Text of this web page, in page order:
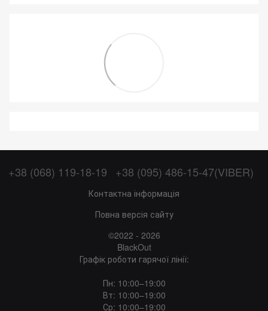
+38 (068) 119-18-19 +38 (095) 486-15-47(VIBER)
Контактна інформація
Повна версія сайту
©2022 - 2026
BlackOut
Графік роботи гарячої лінії:
Пн: 10:00–19:00
Вт: 10:00–19:00
Ср: 10:00–19:00